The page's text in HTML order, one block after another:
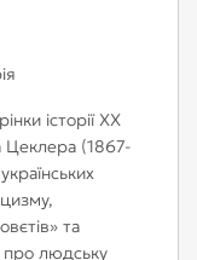
історії ХХ
Цеклера (1867-
та
про людську